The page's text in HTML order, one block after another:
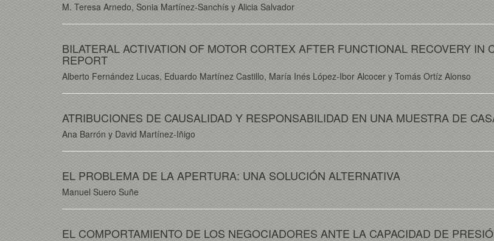
M. Teresa Arnedo, Sonia Martínez-Sanchís y Alicia Salvador
BILATERAL ACTIVATION OF MOTOR CORTEX AFTER FUNCTIONAL RECOVERY IN
REPORT
Alberto Fernández Lucas, Eduardo Martínez Castillo, María Inés López-Ibor Alcocer y Tomás Ortíz Alonso
ATRIBUCIONES DE CAUSALIDAD Y RESPONSABILIDAD EN UNA MUESTRA DE
Ana Barrón y David Martínez-Iñigo
EL PROBLEMA DE LA APERTURA: UNA SOLUCIÓN ALTERNATIVA
Manuel Suero Suñe
EL COMPORTAMIENTO DE LOS NEGOCIADORES ANTE LA CAPACIDAD DE